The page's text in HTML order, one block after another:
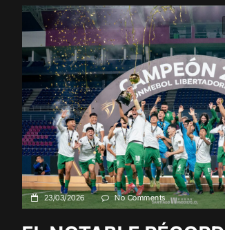
23/03/2026 No Comments